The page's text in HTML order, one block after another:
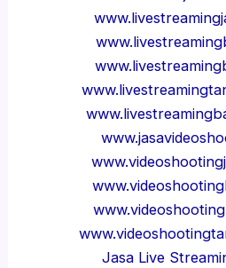
Jasa Live